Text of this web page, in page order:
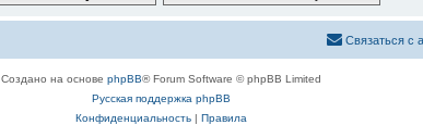
Связаться с
Создано на основе phpBB® Forum Software © phpBB Limited
Русская поддержка phpBB
Конфиденциальность| Правила